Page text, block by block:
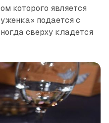
которого является
подается с
сверху кладется